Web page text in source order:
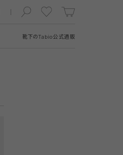
靴下の Tabio公式通販